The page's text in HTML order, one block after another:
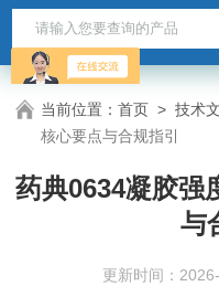
当前位置：首页 >技术
核心要点与合规指引
药典0634凝胶强
与
更新时间：